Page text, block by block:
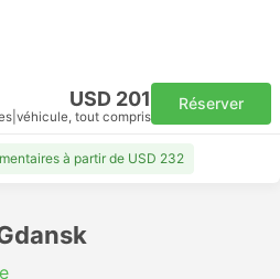
USD 201
véhicule, tout compris
Réserver
à partir de USD 232